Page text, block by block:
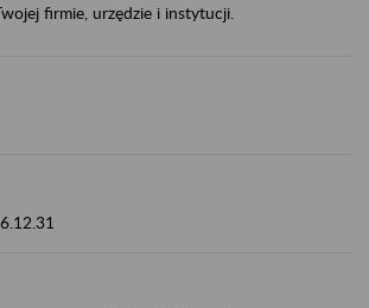
firmie, urzędzie i instytucji.